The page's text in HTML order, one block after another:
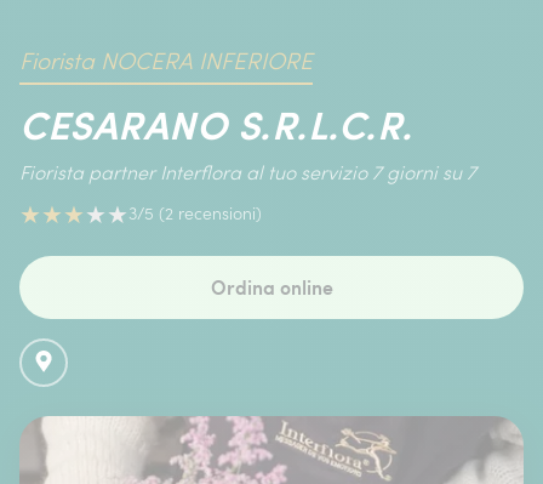
Fiorista NOCERA INFERIORE
CESARANO S.R.L.C.R.
Fiorista partner Interflora al tuo servizio 7 giorni su 7
★★★★★3/5 (2 recensioni)
Ordina online